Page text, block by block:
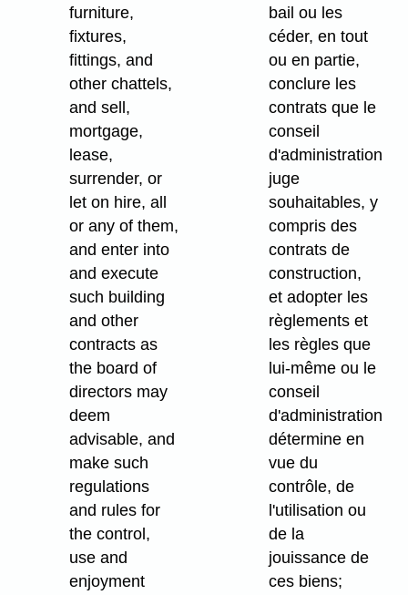
furniture,
fixtures,
fittings, and
other chattels,
and sell,
mortgage,
lease,
surrender, or
let on hire, all
or any of them,
and enter into
and execute
such building
and other
contracts as
the board of
directors may
deem
advisable, and
make such
regulations
and rules for
the control,
use and
enjoyment
bail ou les
céder, en tout
ou en partie,
conclure les
contrats que le
conseil
d'administration
juge
souhaitables, y
compris des
contrats de
construction,
et adopter les
règlements et
les règles que
lui-même ou le
conseil
d'administration
détermine en
vue du
contrôle, de
l'utilisation ou
de la
jouissance de
ces biens;